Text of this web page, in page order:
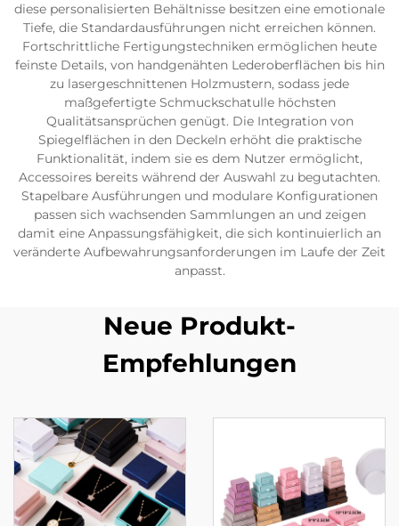
diese personalisierten Behältnisse besitzen eine emotionale
Tiefe, die Standardausführungen nicht erreichen können.
Fortschrittliche Fertigungstechniken ermöglichen heute
feinste Details, von handgenähten Lederoberflächen bis hin
zu lasergeschnittenen Holzmustern, sodass jede
maßgefertigte Schmuckschatulle höchsten
Qualitätsansprüchen genügt. Die Integration von
Spiegelflächen in den Deckeln erhöht die praktische
Funktionalität, indem sie es dem Nutzer ermöglicht,
Accessoires bereits während der Auswahl zu begutachten.
Stapelbare Ausführungen und modulare Konfigurationen
passen sich wachsenden Sammlungen an und zeigen
damit eine Anpassungsfähigkeit, die sich kontinuierlich an
veränderte Aufbewahrungsanforderungen im Laufe der Zeit
anpasst.
Neue Produkt-
Empfehlungen